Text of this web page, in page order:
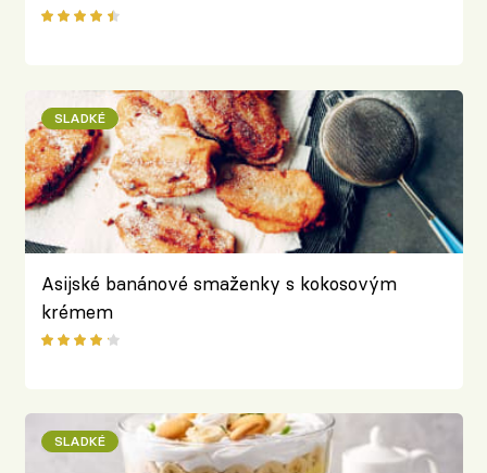
SLADKÉ
Asijské banánové smaženky s kokosovým
krémem
SLADKÉ